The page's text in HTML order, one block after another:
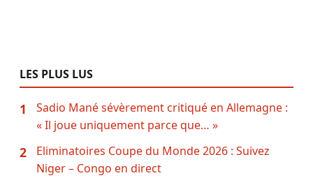
LES PLUS LUS
1
Sadio Mané sévèrement critiqué en Allemagne :
« Il joue uniquement parce que… »
2
Eliminatoires Coupe du Monde 2026 : Suivez
Niger – Congo en direct